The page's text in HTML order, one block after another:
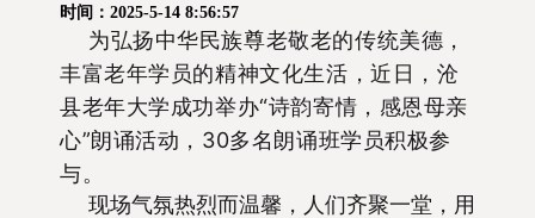
时间：2025-5-14 8:56:57
为弘扬中华民族尊老敬老的传统美德，
丰富老年学员的精神文化生活，近日，沧
县老年大学成功举办“诗韵寄情，感恩母亲
心”朗诵活动，30多名朗诵班学员积极参
与。
现场气氛热烈而温馨，人们齐聚一堂，用